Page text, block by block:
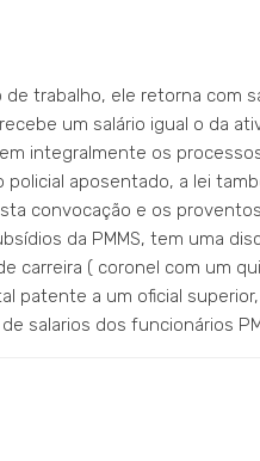
trabalho, ele retorna com
um salário igual o da
integralmente os
aposentado, a lei
convocação e os
da PMMS, tem uma
carreira ( coronel com um
patente a um oficial
salarios dos funcionários